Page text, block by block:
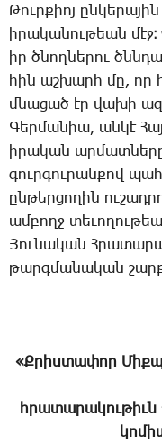
­Թուր­քիոյ
ի­րա­կա­նու­թեան
իր ծնող­նե­րու
հին աշ­խարհ մը, որ
մնա­ցած էր վա­խի
­Գեր­մա­նիա, ան­կէ
ի­րա­կան ար­մատ­նե­րը
գուր­գու­րան­քով
ըն­թեր­ցո­ղին
ամ­բողջ
­Յու­նա­կան
թարգ­մա­նա­կան
«Ք­րիս­տա­փոր
հրա­տա­րա­կու­թիւն